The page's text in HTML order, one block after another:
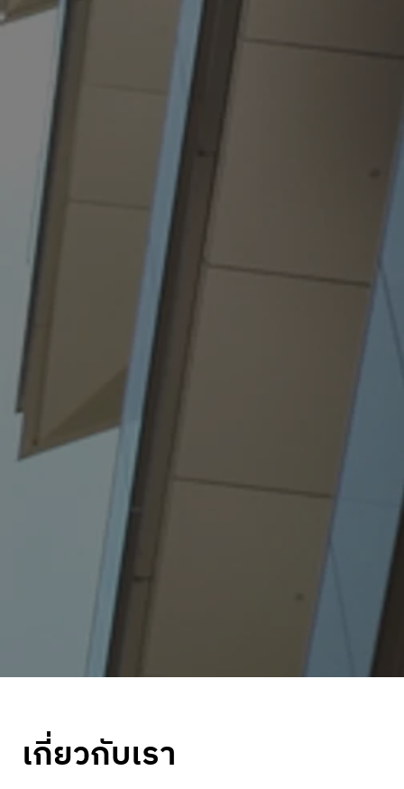
เกี่ยวกับเรา